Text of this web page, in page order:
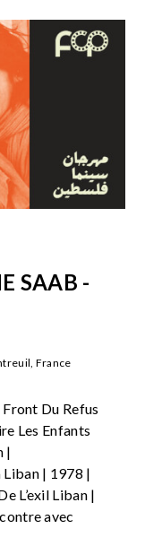
SAAB -
France
Du Refus
Les Enfants
|
| 1978 |
L’exil Liban |
avec